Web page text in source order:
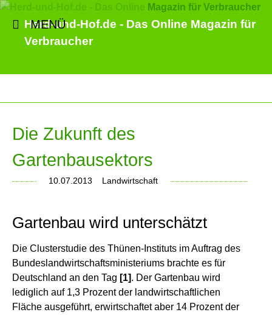
Herd-und-Hof.de - Das Online Magazin für
Verbraucher
MENÜ
Die Zukunft des
Gartenbausektors
10.07.2013 Landwirtschaft
Gartenbau wird unterschätzt
Die Clusterstudie des Thünen-Instituts im Auftrag des
Bundeslandwirtschaftsministeriums brachte es für
Deutschland an den Tag [1]. Der Gartenbau wird
lediglich auf 1,3 Prozent der landwirtschaftlichen
Fläche ausgeführt, erwirtschaftet aber 14 Prozent der